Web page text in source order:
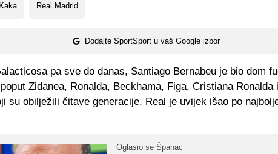
Kaka Real Madrid
Dodajte SportSport u vaš Google izbor
pa sve do danas, Santiago Bernabeu je bio dom
Zidanea, Ronalda, Beckhama, Figa, Cristiana Ronalda
su obilježili čitave generacije. Real je uvijek išao po
Oglasio se Španac